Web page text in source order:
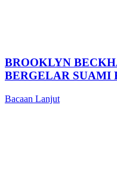
BROOKLYN
BERGELAR SUAMI
Bacaan Lanjut